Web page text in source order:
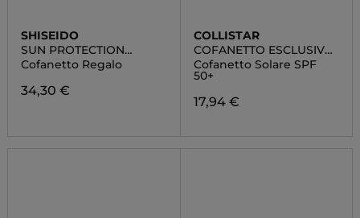
SHISEIDO
SUN PROTECTION
POUCH SET
Cofanetto Regalo
34,30 €
COLLISTAR
COFANETTO ESCLUSIVO
ROUTINE SOLARE
Cofanetto Solare SPF
50+
17,94 €